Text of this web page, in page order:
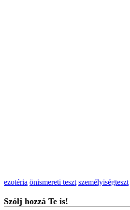
ezotéria önismereti teszt személyiségteszt
Szólj hozzá Te is!